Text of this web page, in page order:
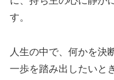
す。
人生の中で、何かを決
一歩を踏み出したいとき